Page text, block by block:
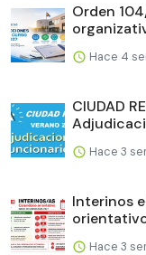
Orden
Hace 4
CIUDAD
Hace 3
Interinos
Hace 3